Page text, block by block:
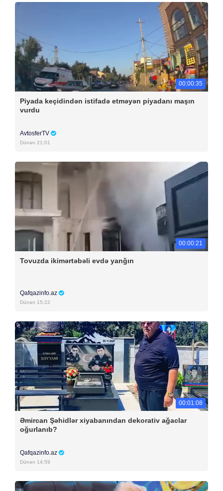
00:00:35
Piyada keçidindən istifadə etməyən piyadanı maşın
vurdu
AvtosferTV
Dünən 21:01
00:00:21
Tovuzda ikimərtəbəli evdə yanğın
Qafqazinfo.az
Dünən 15:22
00:01:08
Əmircan Şəhidlər xiyabanından dekorativ ağaclar
oğurlanıb?
Qafqazinfo.az
Dünən 14:59